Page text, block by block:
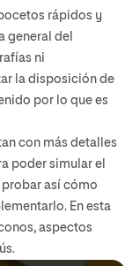
rápidos y
general del
ni
la disposición de
por lo que es
con más detalles
poder simular el
así cómo
En esta
aspectos